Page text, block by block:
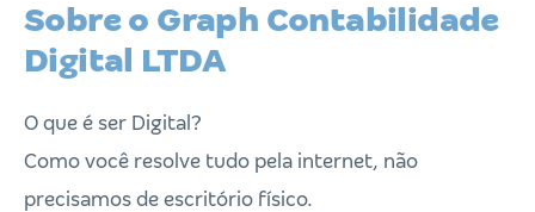
Sobre o Graph Contabilidade
Digital LTDA
O que é ser Digital?
Como você resolve tudo pela internet, não
precisamos de escritório físico.